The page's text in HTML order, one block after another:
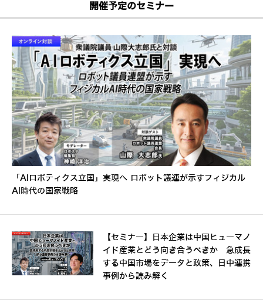
開催予定のセミナー
「AIロボティクス立国」実現へ ロボット議連が示すフィジカル
AI時代の国家戦略
【セミナー】日本企業は中国ヒューマノ
イド産業とどう向き合うべきか 急成長
する中国市場をデータと政策、日中連携
事例から読み解く